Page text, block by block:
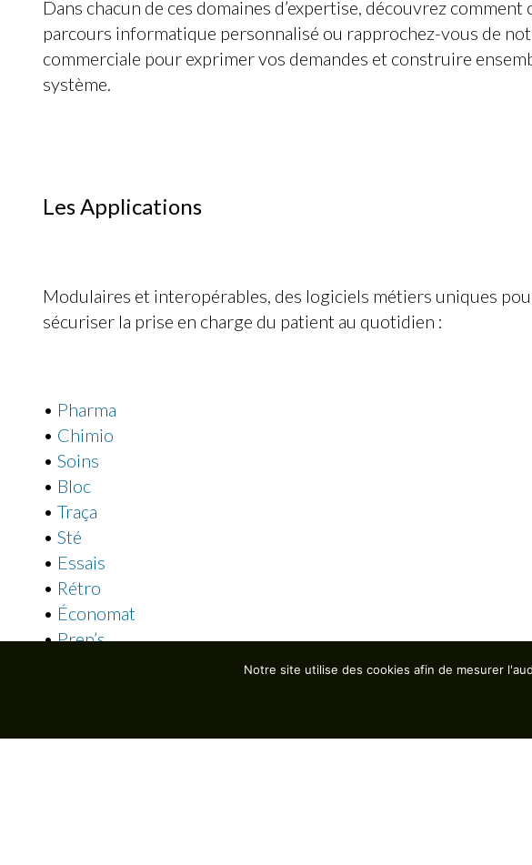
Dans chacun de ces domaines d’expertise, découvrez
parcours informatique personnalisé ou rapprochez-vous de
commerciale pour exprimer vos demandes et construire
système.
Les Applications
Modulaires et interopérables, des logiciels métiers uniques
sécuriser la prise en charge du patient au quotidien :
• Pharma
• Chimio
• Soins
• Bloc
• Traça
• Sté
• Essais
• Rétro
• Économat
•Prep’s
Notre site utilise des cookies afin de mesurer